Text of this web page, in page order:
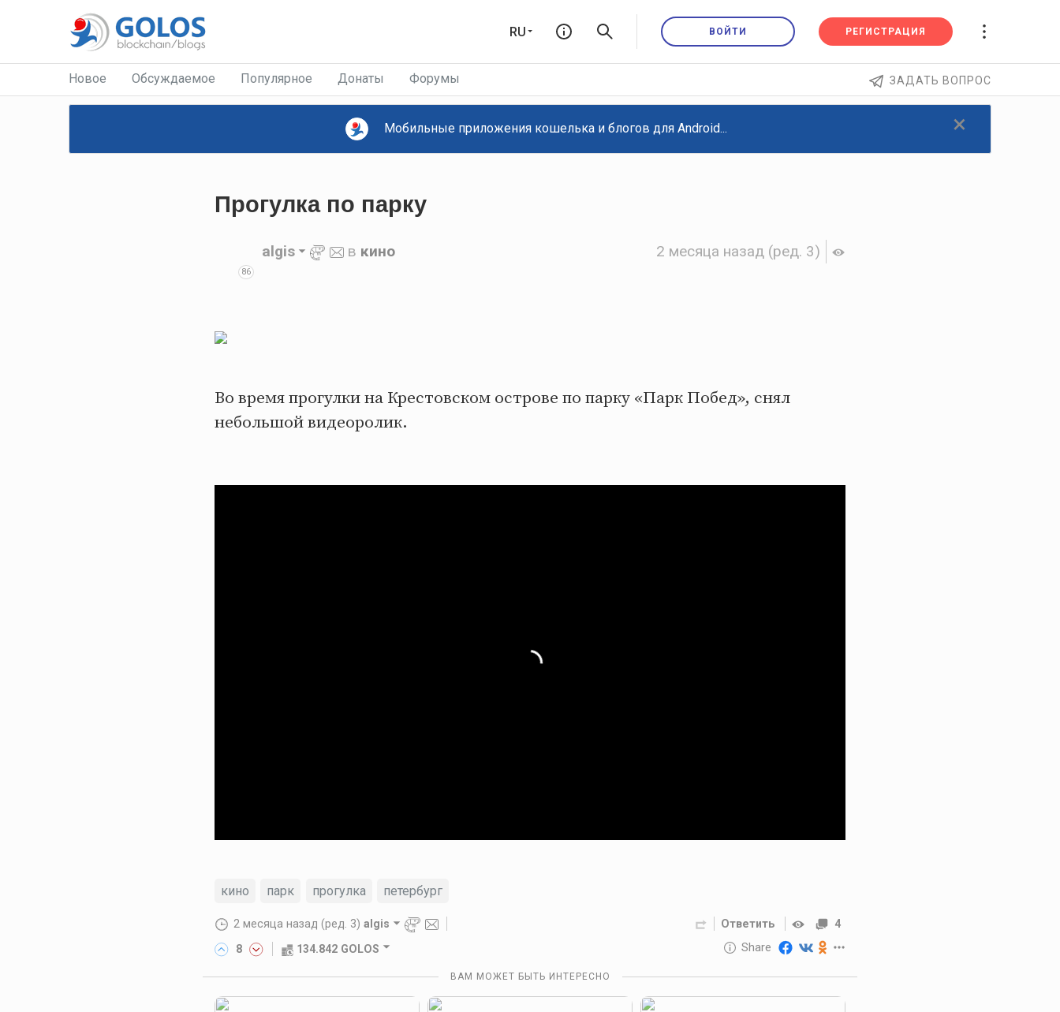
RU ВОЙТИ РЕГИСТРАЦИЯ
ЗАДАТЬ ВОПРОС
Новое Обсуждаемое Популярное Донаты Форумы
×
Мобильные приложения кошелька и блогов для Android...
Прогулка по парку
2 месяца назад (ред. 3)
86
algis в кино
Во время прогулки на Крестовском острове по парку «Парк Побед», снял
небольшой видеоролик.
кино парк прогулка петербург
2 месяца назад (ред. 3) algis
8
134.842 GOLOS
Ответить 4
Share
Reward
10 GOLOS
ВАМ МОЖЕТ БЫТЬ ИНТЕРЕСНО